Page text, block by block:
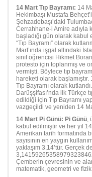
14 Mart Tıp Bayramı: 14
Hekimbaşı Mustafa
Şehzadebaşı’daki
Cerrahhane-i Amire adıyla
başladığı gün olarak
“Tıp Bayramı” olarak
Mart’ında işgal altındaki
sınıf öğrencisi Hikmet
protesto için toplanmış ve
vermişti. Böylece tıp
hareketi olarak
Tıp Bayramı olarak
Darüşşifası’nda ilk Türkçe
edildiği için Tıp Bayramı
vazgeçildi ve yeniden 14
14 Mart Pi Günü: Pi Günü,
kabul edilmiştir ve her yıl
Amerikan tarih formatında
sayısının en yaygın
yaklaşım 3,14’tür. Gerçek
Çemberin çevresinin ve
matematik, geometri ve